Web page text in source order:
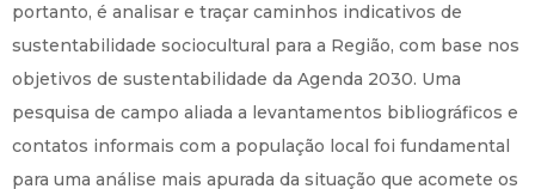
portanto, é analisar e traçar caminhos indicativos de
sustentabilidade sociocultural para a Região, com base nos
objetivos de sustentabilidade da Agenda 2030. Uma
pesquisa de campo aliada a levantamentos bibliográficos e
contatos informais com a população local foi fundamental
para uma análise mais apurada da situação que acomete os